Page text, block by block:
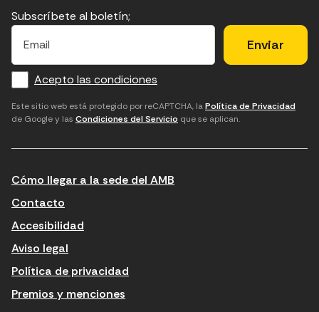
E
f
o
r
m
i
n
t
u
E
c
a
m
p
r
r
e
u
e
H
u
d
'
a
e
p
t
a
e
×
Subscríbete al boletín;
E
a
i
l
Acepto las condiciones
Este sitio web está protegido por reCAPTCHA, laPolítica de Privacidad
de Google y las Condiciones del Servicio que se aplican.
Cómo llegar a la sede del AMB
Contacto
Accesibilidad
Aviso legal
Política de privacidad
Premios y menciones